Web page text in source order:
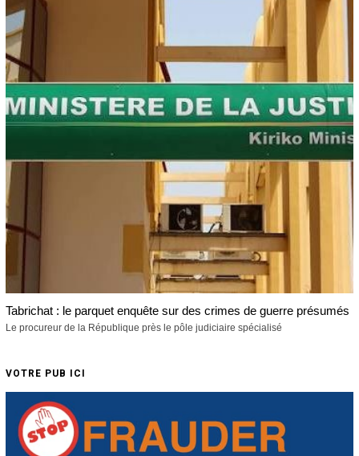
Tabrichat : le parquet enquête sur des crimes de guerre présumés
Le procureur de la République près le pôle judiciaire spécialisé
VOTRE PUB ICI